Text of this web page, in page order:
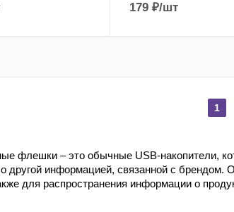
179₽/шт
1
флешки – это обычные USB-накопители,
другой информацией, связанной с брендом.
для распространения информации о